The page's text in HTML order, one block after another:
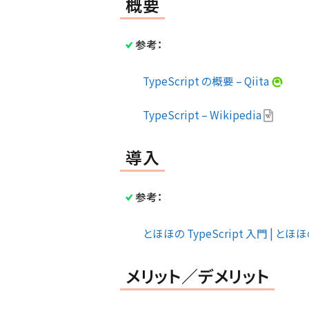
参考：
TypeScript の概要 – Qiita
TypeScript – Wikipedia
導入
参考：
とほほの TypeScript 入門 | とほほ
メリット／デメリット